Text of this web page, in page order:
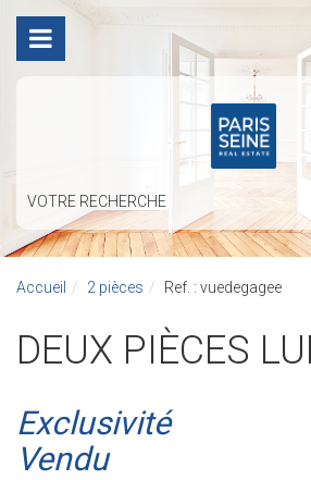
VOTRE RECHERCHE
Accueil 2 pièces Ref. : vuedegagee
DEUX PIÈCES
Exclusivité
Vendu